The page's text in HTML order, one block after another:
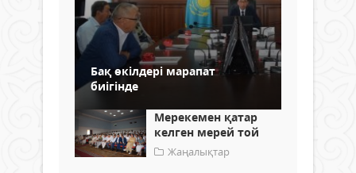
Бақ өкілдері марапат
биігінде
Мерекемен қатар
келген мерей той
Жаңалықтар